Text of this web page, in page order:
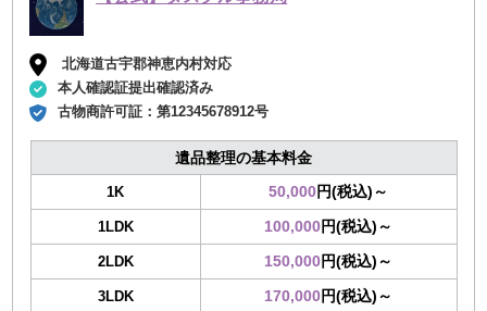
北海道古宇郡神恵内村対応
本人確認証提出確認済み
古物商許可証：第12345678912号
遺品整理の基本料金
1K 50,000円(税込)～
1LDK 100,000円(税込)～
2LDK 150,000円(税込)～
3LDK 170,000円(税込)～